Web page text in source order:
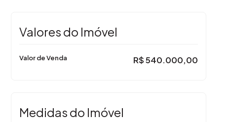
Valores do Imóvel
R$540.000,00
Valor de Venda
Medidas do Imóvel